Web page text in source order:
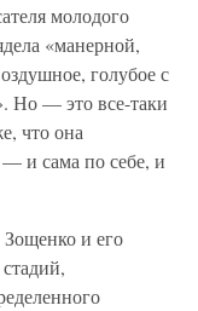
молодого
«манерной,
голубое с
Но — это все-таки
что она
и сама по себе, и
и его